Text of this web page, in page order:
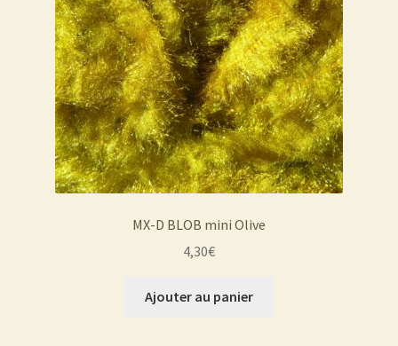
MX-D BLOB mini Olive
4,30€
Ajouter au panier